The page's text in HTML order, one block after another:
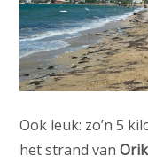
Ook leuk: zo’n 5
het strand van